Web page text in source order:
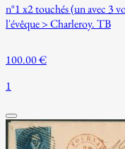
n°1 x2 touchés (un avec 3
l'évêque > Charleroy. TB
100.00 €
1